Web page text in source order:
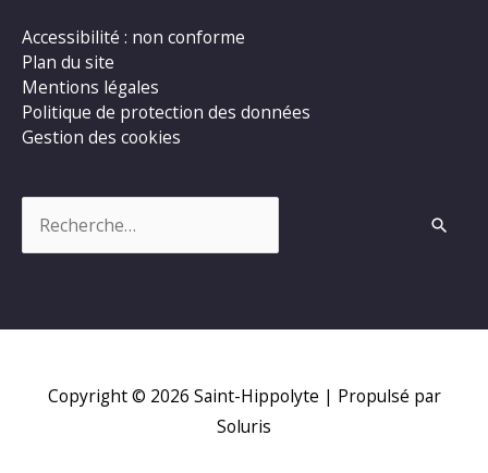
Accessibilité : non conforme
Plan du site
Mentions légales
Politique de protection des données
Gestion des cookies
Copyright © 2026 Saint-Hippolyte | Propulsé par
Soluris